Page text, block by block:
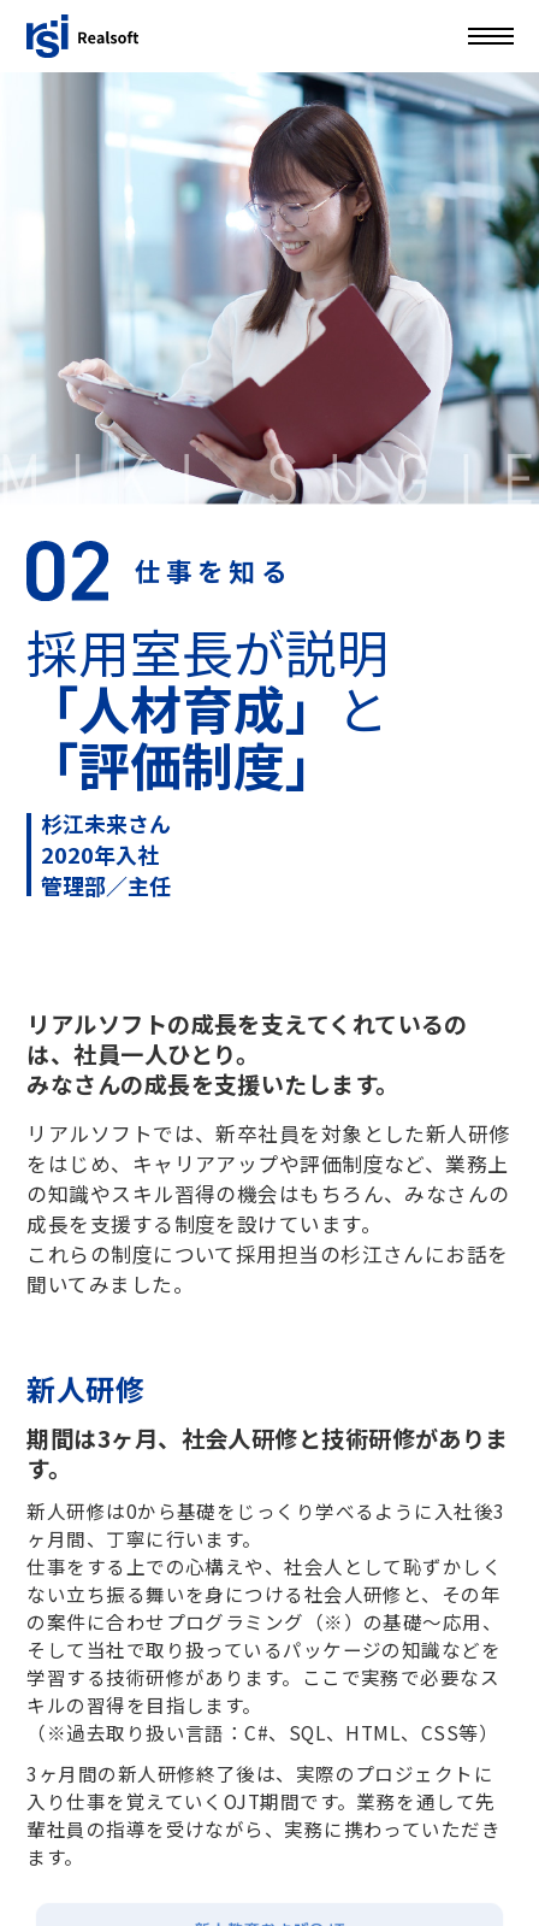
仕事を知る
採用室長が説明
「人材育成」 と
「評価制度」
杉江未来さん
2020年入社
管理部／主任
リアルソフトの成長を支えてくれているの
は、社員一人ひとり。
みなさんの成長を支援いたします。
リアルソフトでは、新卒社員を対象とした新人研修
をはじめ、キャリアアップや評価制度など、業務上
の知識やスキル習得の機会はもちろん、みなさんの
成長を支援する制度を設けています。
これらの制度について採用担当の杉江さんにお話を
聞いてみました。
新人研修
期間は3ヶ月、社会人研修と技術研修がありま
す。
新人研修は0から基礎をじっくり学べるように入社後3
ヶ月間、丁寧に行います。
仕事をする上での心構えや、社会人として恥ずかしく
ない立ち振る舞いを身につける社会人研修と、その年
の案件に合わせプログラミング（※）の基礎〜応用、
そして当社で取り扱っているパッケージの知識などを
学習する技術研修があります。ここで実務で必要なス
キルの習得を目指します。
（※過去取り扱い言語：C#、SQL、HTML、CSS等）
3ヶ月間の新人研修終了後は、実際のプロジェクトに
入り仕事を覚えていくOJT期間です。業務を通して先
輩社員の指導を受けながら、実務に携わっていただき
ます。